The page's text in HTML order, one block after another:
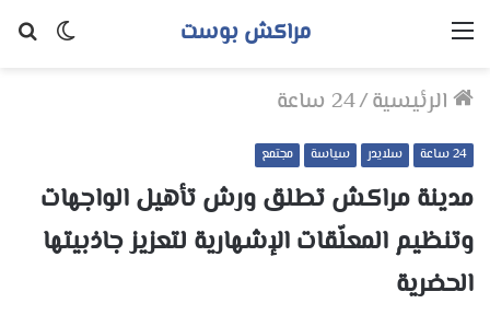
الوضع
مراكش بوست القائمة
الرئيسية/24 ساعة
24 ساعة سلايدر سياسة مجتمع
مدينة مراكش تطلق ورش تأهيل الواجهات
وتنظيم المعلّقات الإشهارية لتعزيز جاذبيتها
الحضرية